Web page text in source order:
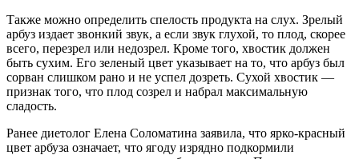
Также можно определить спелость продукта на слух. Зрелый
арбуз издает звонкий звук, а если звук глухой, то плод, скорее
всего, перезрел или недозрел. Кроме того, хвостик должен
быть сухим. Его зеленый цвет указывает на то, что арбуз был
сорван слишком рано и не успел дозреть. Сухой хвостик —
признак того, что плод созрел и набрал максимальную
сладость.
Ранее диетолог Елена Соломатина заявила, что ярко-красный
цвет арбуза означает, что ягоду изрядно подкормили